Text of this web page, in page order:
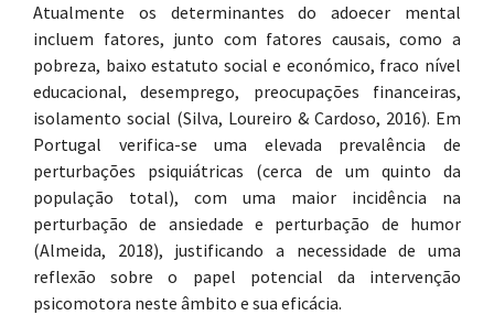
Atualmente os determinantes do adoecer mental
incluem fatores, junto com fatores causais, como a
pobreza, baixo estatuto social e económico, fraco nível
educacional, desemprego, preocupações financeiras,
isolamento social (Silva, Loureiro & Cardoso, 2016). Em
Portugal verifica-se uma elevada prevalência de
perturbações psiquiátricas (cerca de um quinto da
população total), com uma maior incidência na
perturbação de ansiedade e perturbação de humor
(Almeida, 2018), justificando a necessidade de uma
reflexão sobre o papel potencial da intervenção
psicomotora neste âmbito e sua eficácia.